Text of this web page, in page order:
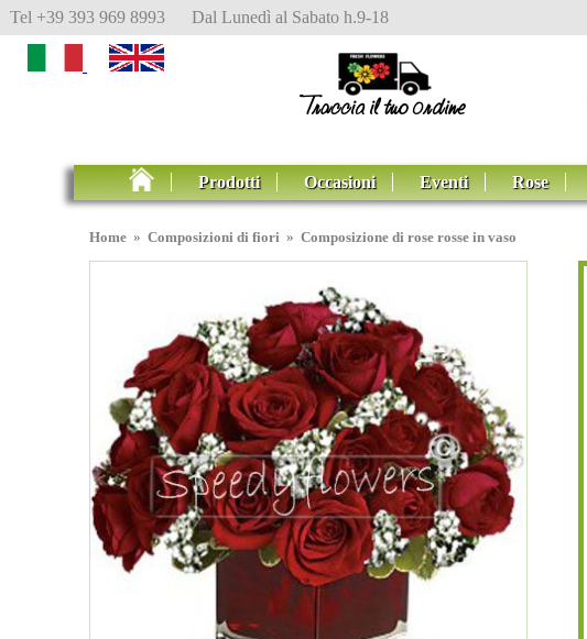
Tel +39 393 969 8993 Dal Lunedì al Sabato h.9-18
Prodotti Occasioni Eventi Rose
Home » Composizioni di fiori » Composizione di rose rosse in vaso